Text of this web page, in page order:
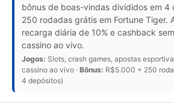
bônus de boas-vindas divididos em 4
250 rodadas grátis em Fortune Tiger.
recarga diária de 10% e cashback
cassino ao vivo.
Jogos: Slots, crash games, apostas
cassino ao vivo · Bônus: R$5.000 + 250
4 depósitos)